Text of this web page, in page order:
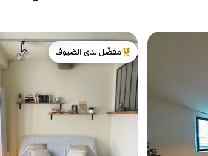
من أبرز البيوت المفضّلة لدى الضيوف
مفضّل لدى الضيوف